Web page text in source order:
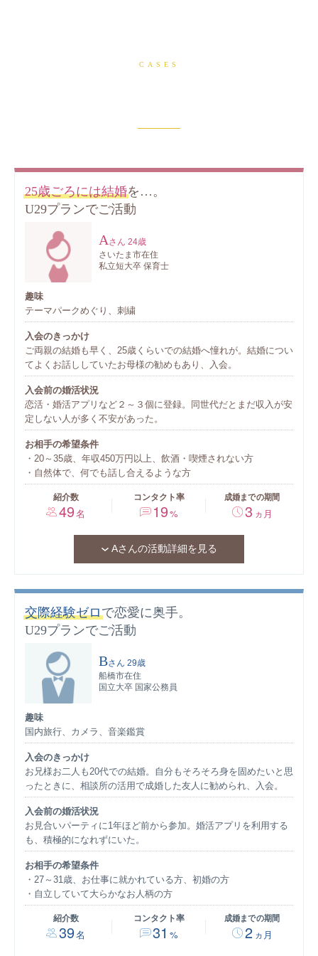
CASES
25歳ごろには結婚を…。
U29プランでご活動
Aさん 24歳
さいたま市在住
私立短大卒 保育士
趣味
テーマパークめぐり、刺繍
入会のきっかけ
ご両親の結婚も早く、25歳くらいでの結婚へ憧れが。結婚につい
てよくお話ししていたお母様の勧めもあり、入会。
入会前の婚活状況
恋活・婚活アプリなど２～３個に登録。同世代だとまだ収入が安
定しない人が多く不安があった。
お相手の希望条件
20～35歳、年収450万円以上、飲酒・喫煙されない方
自然体で、何でも話し合えるような方
紹介数
49名
コンタクト率
19%
成婚までの期間
3 ヵ月
Aさんの活動詳細を見る
交際経験ゼロで恋愛に奥手。
U29プランでご活動
Bさん 29歳
船橋市在住
国立大卒 国家公務員
趣味
国内旅行、カメラ、音楽鑑賞
入会のきっかけ
お兄様お二人も20代での結婚。自分もそろそろ身を固めたいと思
ったときに、相談所の活用で成婚した友人に勧められ、入会。
入会前の婚活状況
お見合いパーティに1年ほど前から参加。婚活アプリを利用する
も、積極的になれずにいた。
お相手の希望条件
27～31歳、お仕事に就かれている方、初婚の方
自立していて大らかなお人柄の方
紹介数
39名
コンタクト率
31 %
成婚までの期間
2 ヵ月